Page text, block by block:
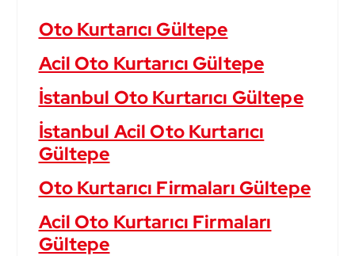
Oto Kurtarıcı Gültepe
Acil Oto Kurtarıcı Gültepe
İstanbul Oto Kurtarıcı Gültepe
İstanbul Acil Oto Kurtarıcı
Gültepe
Oto Kurtarıcı Firmaları Gültepe
Acil Oto Kurtarıcı Firmaları
Gültepe